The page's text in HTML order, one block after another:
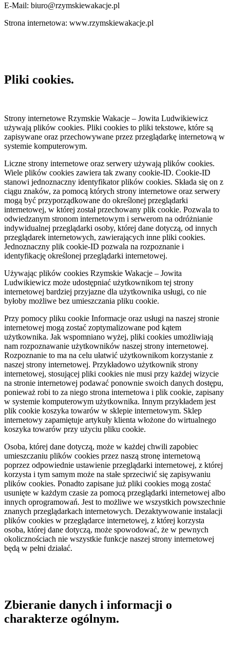
E-Mail: biuro@rzymskiewakacje.pl
Strona internetowa: www.rzymskiewakacje.pl
Pliki cookies.
Strony internetowe Rzymskie Wakacje – Jowita Ludwikiewicz
używają plików cookies. Pliki cookies to pliki tekstowe, które są
zapisywane oraz przechowywane przez przeglądarkę internetową w
systemie komputerowym.
Liczne strony internetowe oraz serwery używają plików cookies.
Wiele plików cookies zawiera tak zwany cookie-ID. Cookie-ID
stanowi jednoznaczny identyfikator plików cookies. Składa się on z
ciągu znaków, za pomocą których strony internetowe oraz serwery
mogą być przyporządkowane do określonej przeglądarki
internetowej, w której został przechowany plik cookie. Pozwala to
odwiedzanym stronom internetowym i serwerom na odróżnianie
indywidualnej przeglądarki osoby, której dane dotyczą, od innych
przeglądarek internetowych, zawierających inne pliki cookies.
Jednoznaczny plik cookie-ID pozwala na rozpoznanie i
identyfikację określonej przeglądarki internetowej.
Używając plików cookies Rzymskie Wakacje – Jowita
Ludwikiewicz może udostępniać użytkownikom tej strony
internetowej bardziej przyjazne dla użytkownika usługi, co nie
byłoby możliwe bez umieszczania pliku cookie.
Przy pomocy pliku cookie Informacje oraz usługi na naszej stronie
internetowej mogą zostać zoptymalizowane pod kątem
użytkownika. Jak wspomniano wyżej, pliki cookies umożliwiają
nam rozpoznawanie użytkowników naszej strony internetowej.
Rozpoznanie to ma na celu ułatwić użytkownikom korzystanie z
naszej strony internetowej. Przykładowo użytkownik strony
internetowej, stosującej pliki cookies nie musi przy każdej wizycie
na stronie internetowej podawać ponownie swoich danych dostępu,
ponieważ robi to za niego strona internetowa i plik cookie, zapisany
w systemie komputerowym użytkownika. Innym przykładem jest
plik cookie koszyka towarów w sklepie internetowym. Sklep
internetowy zapamiętuje artykuły klienta włożone do wirtualnego
koszyka towarów przy użyciu pliku cookie.
Osoba, której dane dotyczą, może w każdej chwili zapobiec
umieszczaniu plików cookies przez naszą stronę internetową
poprzez odpowiednie ustawienie przeglądarki internetowej, z której
korzysta i tym samym może na stałe sprzeciwić się zapisywaniu
plików cookies. Ponadto zapisane już pliki cookies mogą zostać
usunięte w każdym czasie za pomocą przeglądarki internetowej albo
innych oprogramowań. Jest to możliwe we wszystkich powszechnie
znanych przeglądarkach internetowych. Dezaktywowanie instalacji
plików cookies w przeglądarce internetowej, z której korzysta
osoba, której dane dotyczą, może spowodować, że w pewnych
okolicznościach nie wszystkie funkcje naszej strony internetowej
będą w pełni działać.
Zbieranie danych i informacji o
charakterze ogólnym.